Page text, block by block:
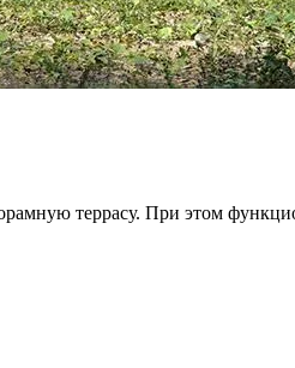
террасу. При этом